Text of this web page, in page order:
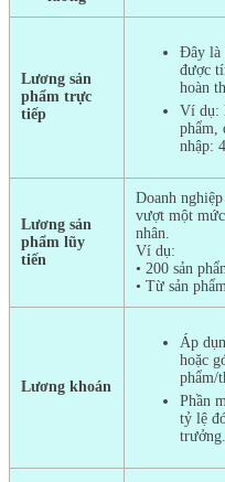
Lương sản
phẩm trực
tiếp
Đây là
được
hoàn
Ví dụ:
phẩm,
nhập:
Lương sản
phẩm lũy
tiến
Doanh
vượt một
nhân.
Ví dụ:
• 200 sản
• Từ sản
Lương khoán
Áp
hoặc
phẩm/
Phần
tỷ lệ
trưởng.